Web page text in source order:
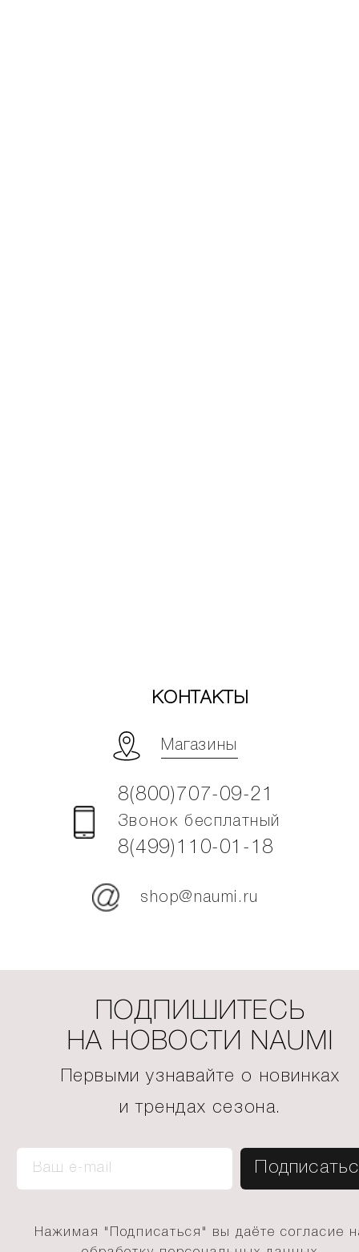
КОНТАКТЫ
Магазины
8(800)707-09-21
Звонок бесплатный
8(499)110-01-18
shop@naumi.ru
ПОДПИШИТЕСЬ
НА НОВОСТИ NAUMI
Первыми узнавайте о новинках
и трендах сезона.
Нажимая "Подписаться" вы даёте согласие